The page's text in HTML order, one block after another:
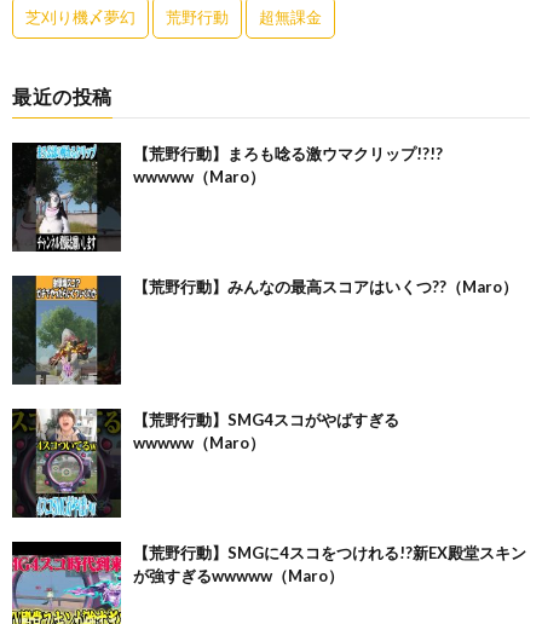
芝刈り機〆夢幻 荒野行動 超無課金
最近の投稿
【荒野行動】まろも唸る激ウマクリップ!?!?
wwwww（Maro）
【荒野行動】みんなの最高スコアはいくつ??（Maro）
【荒野行動】SMG4スコがやばすぎる
wwwww（Maro）
【荒野行動】SMGに4スコをつけれる!?新EX殿堂スキン
が強すぎるwwwww（Maro）